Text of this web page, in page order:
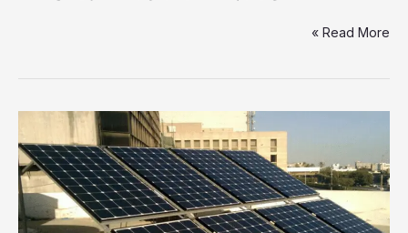
Read More »
کے
لئے
خوشخبری،نیپرا